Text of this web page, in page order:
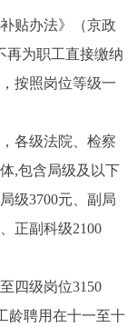
贴办法》（京政
再为职工直接缴纳
按照岗位等级一
各级法院、检察
,包含局级及以下
级3700元、副局
正副科级2100
四级岗位3150
龄聘用在十一至十